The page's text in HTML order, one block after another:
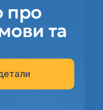
про
та